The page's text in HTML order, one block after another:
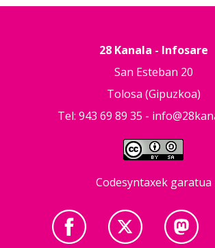
28 Kanala - Infosare
San Esteban 20
Tolosa (Gipuzkoa)
Tel: 943 69 89 35 -
Codesyntaxek garatua